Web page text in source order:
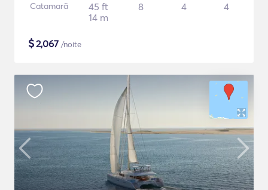
Catamarã
45 ft
14 m
8 4 4
$2,067 /noite